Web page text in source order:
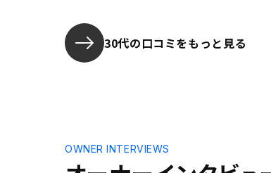
30代の口コミをもっと見る
OWNER INTERVIEWS